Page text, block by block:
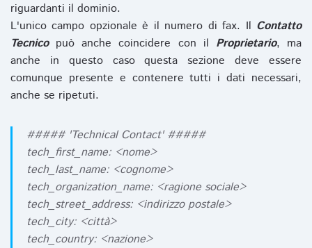
riguardanti il dominio.
L'unico campo opzionale è il numero di fax. Il Contatto
Tecnicopuò anche coincidere con il Proprietario, ma
anche in questo caso questa sezione deve essere
comunque presente e contenere tutti i dati necessari,
anche se ripetuti.
##### 'Technical Contact' #####
tech_first_name: <nome>
tech_last_name: <cognome>
tech_organization_name: <ragione sociale>
tech_street_address: <indirizzo postale>
tech_city: <città>
tech_country: <nazione>